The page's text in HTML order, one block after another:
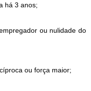
há 3 anos;
ou nulidade do
ou força maior;